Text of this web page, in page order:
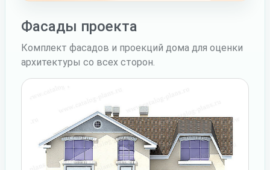
Фасады проекта
Комплект фасадов и проекций дома для оценки
архитектуры со всех сторон.